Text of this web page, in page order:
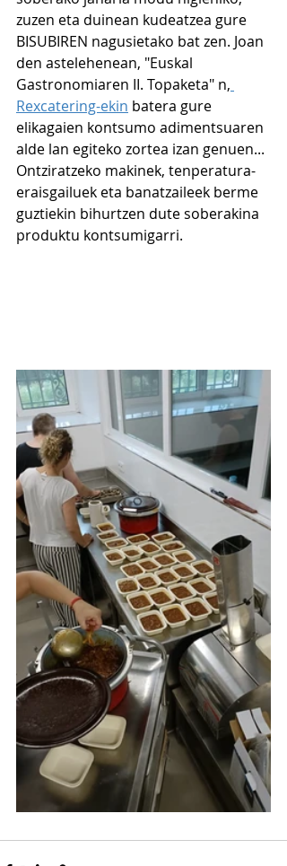
zuzen eta duinean kudeatzea gure
BISUBIREN nagusietako bat zen. Joan
den astelehenean, "Euskal
Gastronomiaren II. Topaketa" n,
Rexcatering-ekin batera gure
elikagaien kontsumo adimentsuaren
alde lan egiteko zortea izan genuen...
Ontziratzeko makinek, tenperatura-
eraisgailuek eta banatzaileek berme
guztiekin bihurtzen dute soberakina
produktu kontsumigarri.